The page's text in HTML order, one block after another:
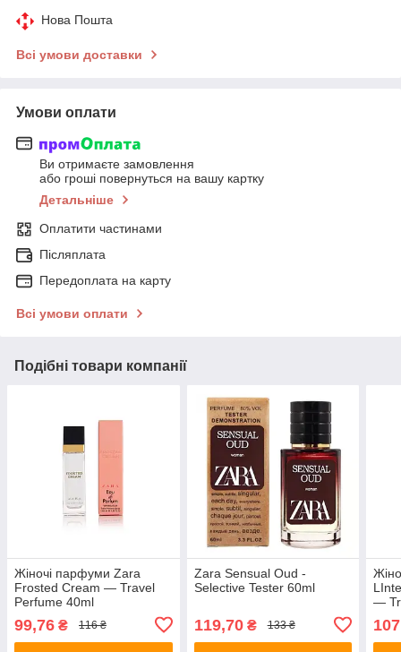
Нова Пошта
Всі умови доставки
Умови оплати
Ви отримаєте замовлення
або гроші повернуться на вашу картку
Детальніше
Оплатити частинами
Післяплата
Передоплата на карту
Всі умови оплати
Подібні товари компанії
Жіночі парфуми Zara
Frosted Cream — Travel
Perfume 40ml
99,76 ₴ 116 ₴
Zara Sensual Oud -
Selective Tester 60ml
119,70₴ 133 ₴
—